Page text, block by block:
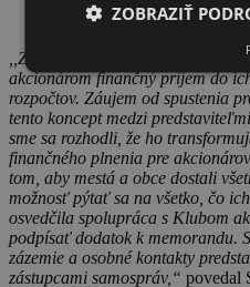
,,Základnou ideou
lhopisového
akcionárom finančný príjem do
rozpočtov. Záujem od spustenia
tento koncept medzi
sme sa rozhodli, že ho
finančného plnenia pre
tom, aby mestá a obce dostali
možnosť pýtať sa na všetko, čo
osvedčila spolupráca s Klubom
podpísať dodatok k memorandu.
zázemie a osobné kontakty
zástupcami samospráv,“ povedal
ZOBRAZIŤ